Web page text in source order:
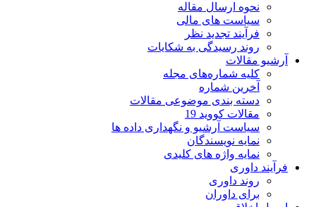
نحوه ارسال مقاله
سیاست های مالی
فرآیند تجدید نظر
روند رسیدگی به شکایات
آرشیو مقالات
کلیه شماره‌های مجله
آخرین شماره
دسته بندی موضوعی مقالات
مقالات کووید 19
سیاست آرشیو و نگهداری داده ها
نمایه نویسندگان
نمایه واژه های کلیدی
فرآیند داوری
روند داوری
برای داوران